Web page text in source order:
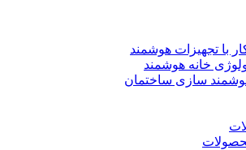
با تجهیزات هوشمند
خانه هوشمند
سازی ساختمان